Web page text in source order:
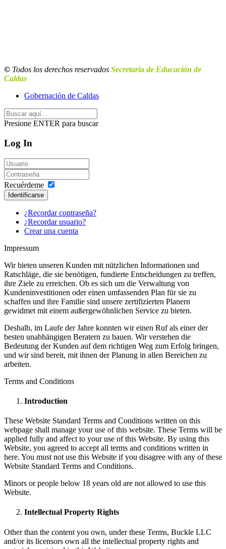
© Todos los derechos reservados Secretaría de Educación de
Caldas
Gobernación de Caldas
Presione ENTER para buscar
Log In
Recuérdeme
Identificarse
¿Recordar contraseña?
¿Recordar usuario?
Crear una cuenta
Impressum
Wir bieten unseren Kunden mit nützlichen Informationen und
Ratschläge, die sie benötigen, fundierte Entscheidungen zu treffen,
ihre Ziele zu erreichen. Ob es sich um die Verwaltung von
Kundeninvestitionen oder einen umfassenden Plan für sie zu
schaffen und ihre Familie sind unsere zertifizierten Planern
gewidmet mit einem außergewöhnlichen Service zu bieten.
Deshalb, im Laufe der Jahre konnten wir einen Ruf als einer der
besten unabhängigen Beratern zu bauen. Wir verstehen die
Bedeutung der Kunden auf dem richtigen Weg zum Erfolg bringen,
und wir sind bereit, mit ihnen der Planung in allen Bereichen zu
arbeiten.
Terms and Conditions
Introduction
These Website Standard Terms and Conditions written on this
webpage shall manage your use of this website. These Terms will be
applied fully and affect to your use of this Website. By using this
Website, you agreed to accept all terms and conditions written in
here. You must not use this Website if you disagree with any of these
Website Standard Terms and Conditions.
Minors or people below 18 years old are not allowed to use this
Website.
Intellectual Property Rights
Other than the content you own, under these Terms, Buckle LLC
and/or its licensors own all the intellectual property rights and